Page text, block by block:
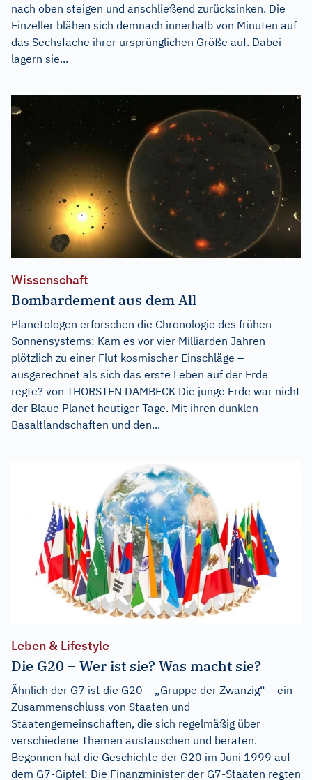
nach oben steigen und anschließend zurücksinken. Die
Einzeller blähen sich demnach innerhalb von Minuten auf
das Sechsfache ihrer ursprünglichen Größe auf. Dabei
lagern sie...
Wissenschaft
Bombardement aus dem All
Planetologen erforschen die Chronologie des frühen
Sonnensystems: Kam es vor vier Milliarden Jahren
plötzlich zu einer Flut kosmischer Einschläge –
ausgerechnet als sich das erste Leben auf der Erde
regte? von THORSTEN DAMBECK Die junge Erde war nicht
der Blaue Planet heutiger Tage. Mit ihren dunklen
Basaltlandschaften und den...
Leben & Lifestyle
Die G20 – Wer ist sie? Was macht sie?
Ähnlich der G7 ist die G20 – „Gruppe der Zwanzig“ – ein
Zusammenschluss von Staaten und
Staatengemeinschaften, die sich regelmäßig über
verschiedene Themen austauschen und beraten.
Begonnen hat die Geschichte der G20 im Juni 1999 auf
dem G7-Gipfel: Die Finanzminister der G7-Staaten regten